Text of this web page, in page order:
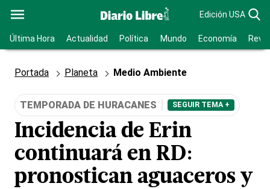
Edición USA
Última Hora Actualidad Política Mundo Economía
Portada Planeta Medio Ambiente
TEMPORADA DE HURACANES SEGUIR TEMA +
Incidencia de Erin
continuará en RD:
pronostican aguaceros y